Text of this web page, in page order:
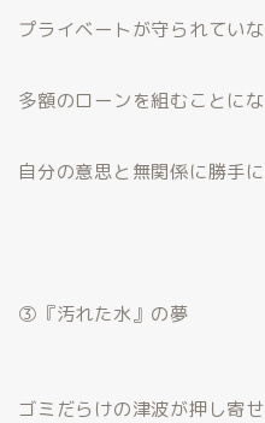
プライベートが守られてい
多額のローンを組むことに
自分の意思と無関係に勝手
③『汚れた水』の夢
ゴミだらけの津波が押し寄